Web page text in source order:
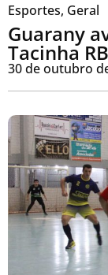
Esportes, Geral
Guarany
Tacinha
30 de outubro